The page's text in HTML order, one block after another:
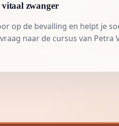
vitaal zwanger
op de bevalling en helpt je
naar de cursus van